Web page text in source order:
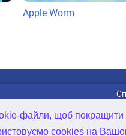
файли, щоб покращити
cookies на
Apple Worm